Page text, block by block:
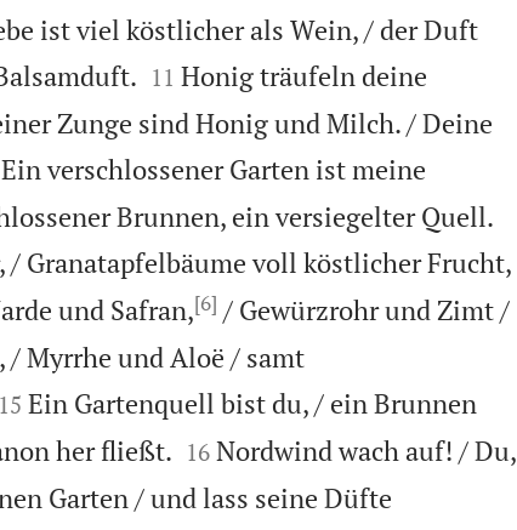
ist viel köstlicher als Wein, / der Duft

11 Honig träufeln deine
Zunge sind Honig und Milch. / Deine
Ein verschlossener Garten ist meine
Brunnen, ein versiegelter Quell.
Granatapfelbäume voll köstlicher Frucht,
und Safran,[6] / Gewürzrohr und Zimt /
/ Myrrhe und Aloë / samt

15 Ein Gartenquell bist du, / ein Brunnen
her fließt.
16 Nordwind wach auf! / Du,
Garten / und lass seine Düfte